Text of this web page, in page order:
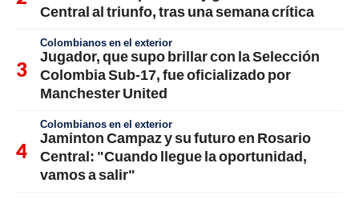
Central al triunfo, tras una semana crítica
Colombianos en el exterior
Jugador, que supo brillar con la Selección
Colombia Sub-17, fue oficializado por
Manchester United
Colombianos en el exterior
Jaminton Campaz y su futuro en Rosario
Central: "Cuando llegue la oportunidad,
vamos a salir"